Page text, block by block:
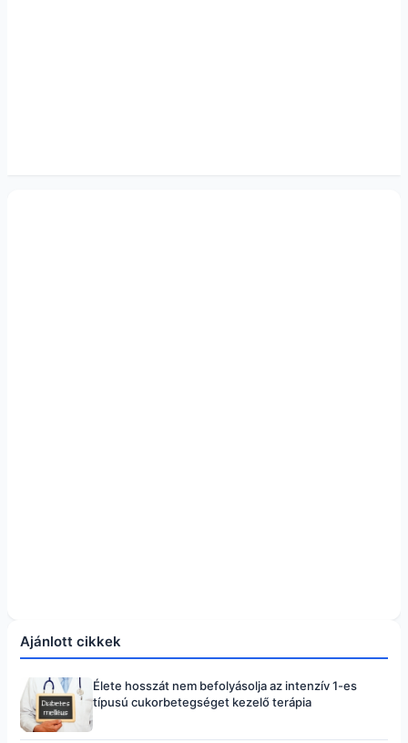
Ajánlott cikkek
Élete hosszát nem befolyásolja az intenzív 1-es
típusú cukorbetegséget kezelő terápia